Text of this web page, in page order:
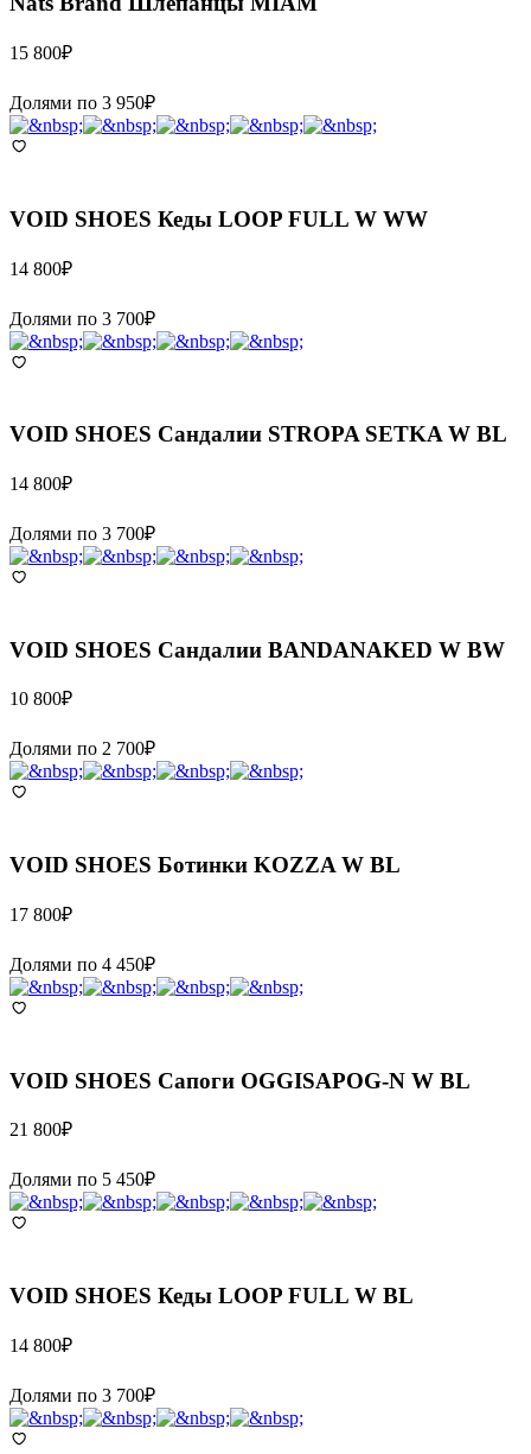
15 800₽
Долями по 3 950₽
VOID SHOES Кеды LOOP FULL W WW
14 800₽
Долями по 3 700₽
VOID SHOES Сандалии STROPA SETKA W BL
14 800₽
Долями по 3 700₽
VOID SHOES Сандалии BANDANAKED W BW
10 800₽
Долями по 2 700₽
VOID SHOES Ботинки KOZZA W BL
17 800₽
Долями по 4 450₽
VOID SHOES Сапоги OGGISAPOG-N W BL
21 800₽
Долями по 5 450₽
VOID SHOES Кеды LOOP FULL W BL
14 800₽
Долями по 3 700₽